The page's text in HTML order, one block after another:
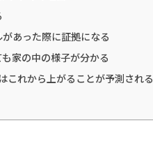
あった際に証拠になる
家の中の様子が分かる
これから上がることが予測される